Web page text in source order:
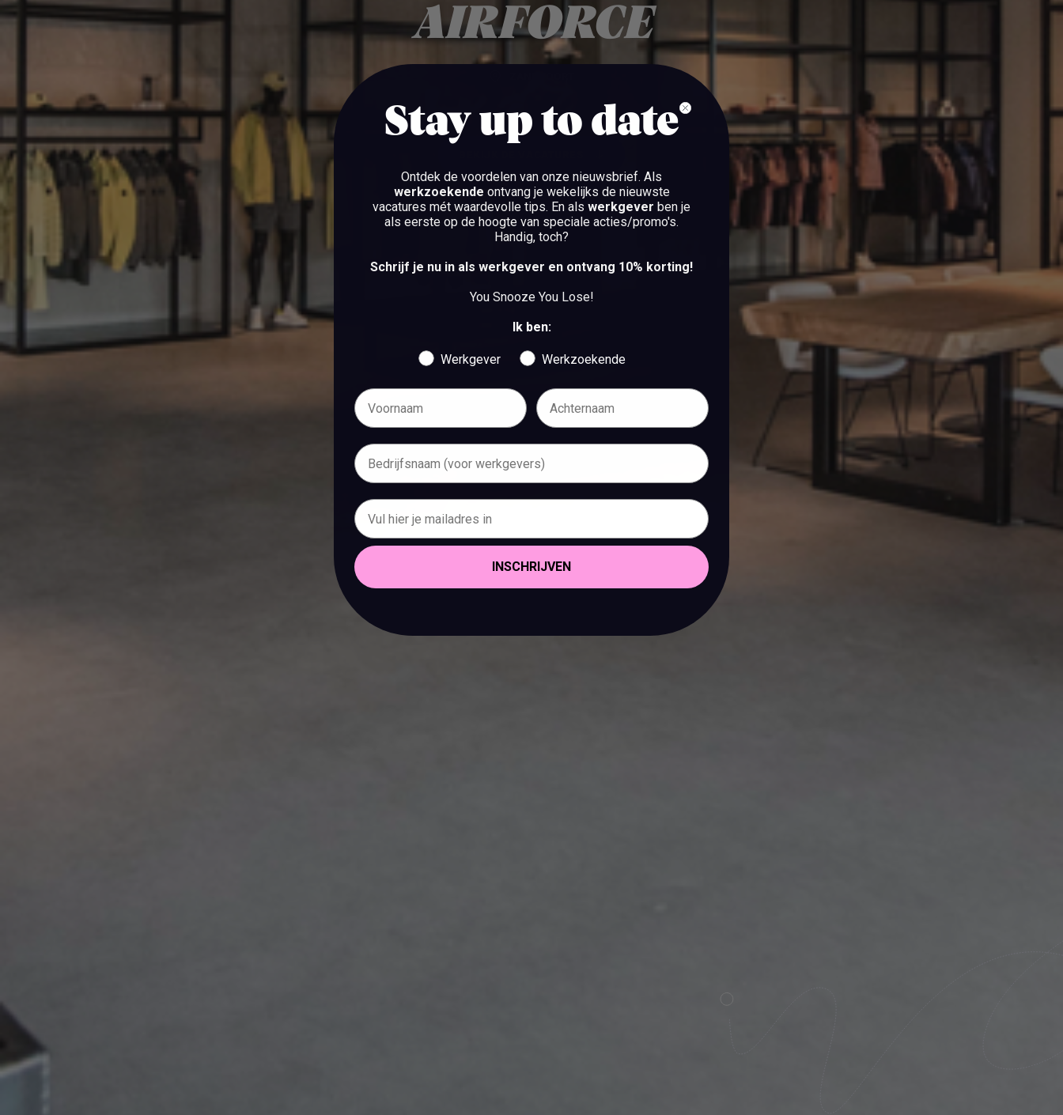
AIRFORCE
BEKIJK DE VACATURES
Stay up to date
Ontdek de voordelen van onze nieuwsbrief. Als
werkzoekende ontvang je wekelijks de nieuwste
vacatures mét waardevolle tips. En als werkgever ben je
als eerste op de hoogte van speciale acties/promo's.
Handig, toch?
Schrijf je nu in als werkgever en ontvang 10% korting!
You Snooze You Lose!
Ik ben:
Werkgever Werkzoekende
INSCHRIJVEN